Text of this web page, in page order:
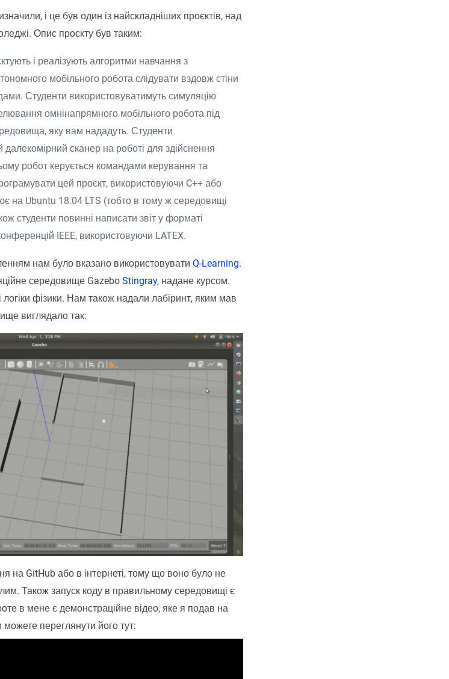
і це був один із найскладніших проєктів, над
Опис проєкту був таким:
і реалізують алгоритми навчання з
мобільного робота слідувати вздовж стіни
Студенти використовуватимуть симуляцію
омнінапрямного мобільного робота під
яку вам нададуть. Студенти
сканер на роботі для здійснення
робот керується командами керування та
цей проєкт, використовуючи C++ або
на Ubuntu 18.04 LTS (тобто в тому ж середовищі
студенти повинні написати звіт у форматі
IEEE, використовуючи LATEX.
нам було вказано використовувати Q-Learning.
середовище Gazebo Stingray, надане курсом.
фізики. Нам також надали лабіринт, яким мав
виглядало так:
на GitHub або в інтернеті, тому що воно було не
Також запуск коду в правильному середовищі є
в мене є демонстраційне відео, яке я подав на
переглянути його тут: